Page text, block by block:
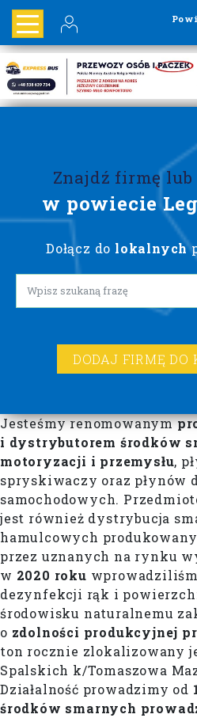
Znajdź firmę
w powiecie
Dołącz do lokalnych
Lorem ipsum
DODAJ FIRMĘ DO
Jesteśmy renomowanym
i dystrybutorem środków
motoryzacji i przemysłu,
spryskiwaczy oraz płynów
samochodowych.
jest również dystrybucja
hamulcowych
przez uznanych na rynku
w 2020 roku
dezynfekcji rąk i
środowisku naturalnemu
o zdolności produkcyjnej
ton rocznie zlokalizowany
Spalskich k/Tomaszowa
Działalność prowadzimy od
środków smarnych